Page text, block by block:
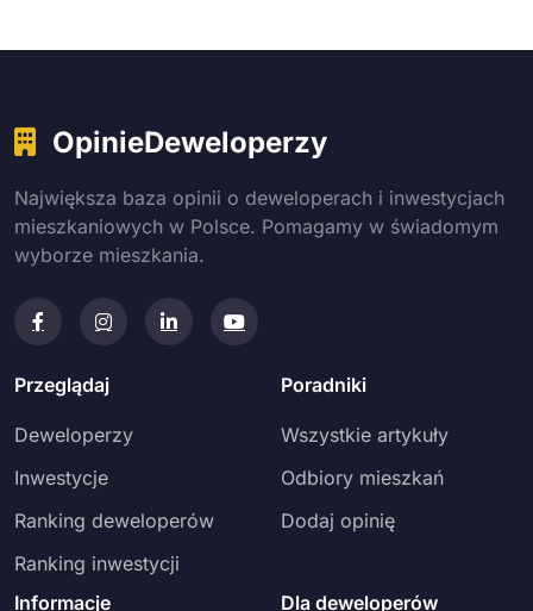
OpinieDeweloperzy
Największa baza opinii o deweloperach i inwestycjach
mieszkaniowych w Polsce. Pomagamy w świadomym
wyborze mieszkania.
Przeglądaj
Deweloperzy
Inwestycje
Ranking deweloperów
Ranking inwestycji
Poradniki
Wszystkie artykuły
Odbiory mieszkań
Dodaj opinię
Informacje Dla deweloperów